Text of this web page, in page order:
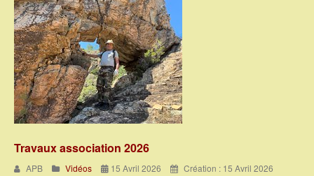
Travaux association 2026
APB Vidéos 15 Avril 2026
Création : 15 Avril 2026